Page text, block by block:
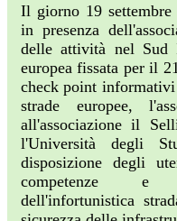
Il giorno 19
in presenza
delle attività nel Sud
europea fissata per il
check point
strade europee,
all'associazione il
l'Università degli
disposizione degli
competenze e
dell'infortunistica